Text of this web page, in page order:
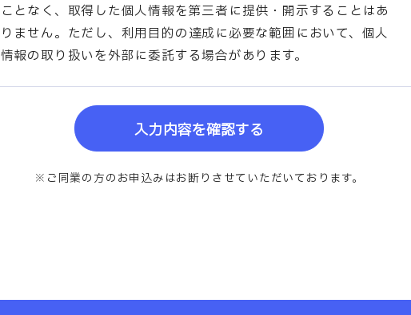
ことなく、取得した個人情報を第三者に提供・開示することはあ
りません。ただし、利用目的の達成に必要な範囲において、個人
情報の取り扱いを外部に委託する場合があります。
入力内容を確認する
※ご同業の方のお申込みはお断りさせていただいております。